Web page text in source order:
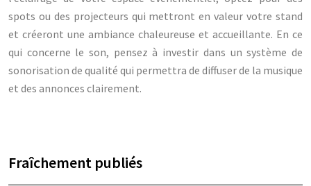
spots ou des projecteurs qui mettront en valeur votre stand
et créeront une ambiance chaleureuse et accueillante. En ce
qui concerne le son, pensez à investir dans un système de
sonorisation de qualité qui permettra de diffuser de la musique
et des annonces clairement.
Fraîchement publiés